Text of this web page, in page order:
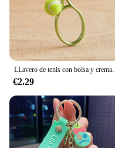
€2.29